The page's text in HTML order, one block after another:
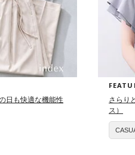
日も快適な機能性
さらり
ス）